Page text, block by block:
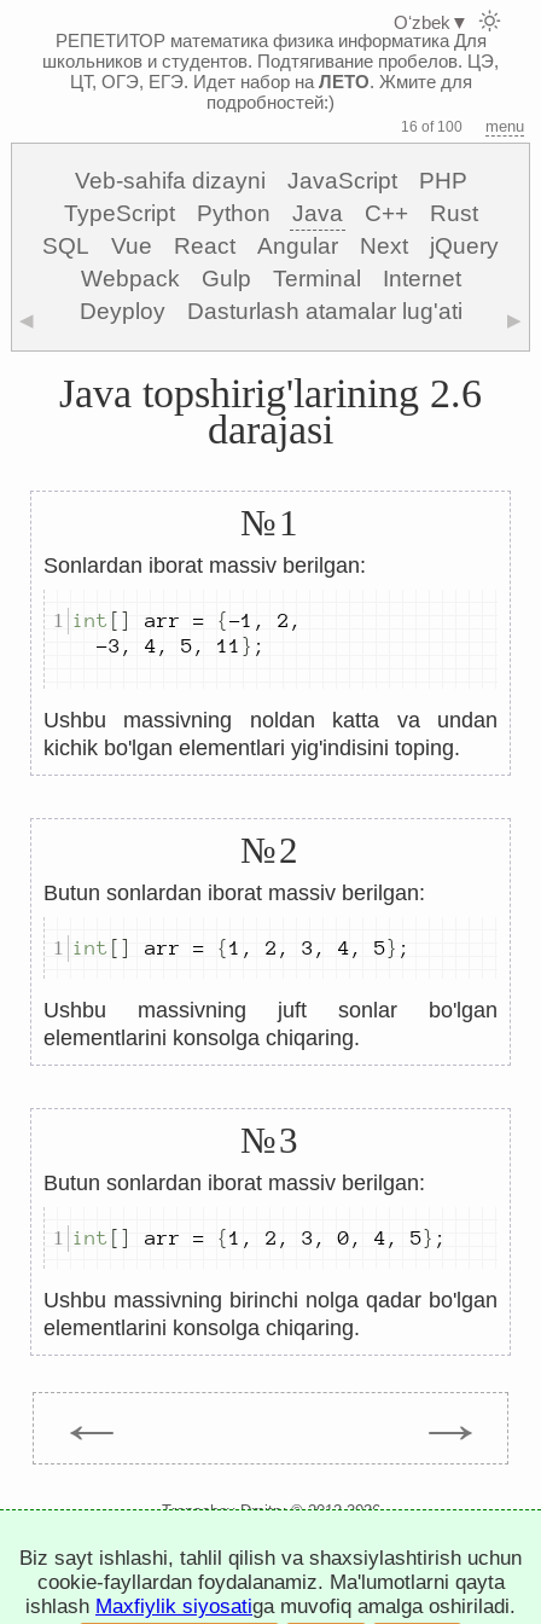
РЕПЕТИТОР математика физика информатикаДля
школьников и студентов. Подтягивание пробелов. ЦЭ,
ЦТ, ОГЭ, ЕГЭ. Идет набор на ЛЕТО. Жмите для
подробностей:)
16 of 100 menu
Veb-sahifa dizayni JavaScript
PHP
TypeScript
Python Java C++
Rust
SQL
Vue React Angular Next
jQuery
Webpack
Gulp Terminal
Internet
Deyploy
Dasturlash atamalar lug'ati
◀ ▶
Java topshirig'larining 2.6
darajasi
№1
Sonlardan iborat massiv berilgan:
int [] arr = {-1 , 2 ,
-3 , 4 , 5 , 11 } ;
Ushbu massivning noldan katta va undan
kichik bo'lgan elementlari yig'indisini toping.
№2
Butun sonlardan iborat massiv berilgan:
int [] arr = {1 , 2 , 3 , 4 , 5} ;
Ushbu massivning juft sonlar bo'lgan
elementlarini konsolga chiqaring.
№3
Butun sonlardan iborat massiv berilgan:
int [] arr = {1 , 2 , 3 , 0 , 4 , 5} ;
Ushbu massivning birinchi nolga qadar bo'lgan
elementlarini konsolga chiqaring.
← →
Trepachev Dmitry © 2012-2026
maxfiylik siyosati cookie-fayllarni sozlash
Oʻzbek ▼
Biz sayt ishlashi, tahlil qilish va shaxsiylashtirish uchun
cookie-fayllardan foydalanamiz. Ma'lumotlarni qayta
ishlash Maxfiylik siyosatiga muvofiq amalga oshiriladi.